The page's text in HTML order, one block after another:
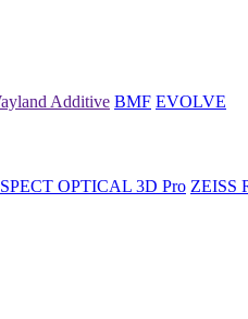
Additive BMF EVOLVE
OPTICAL 3D Pro ZEISS